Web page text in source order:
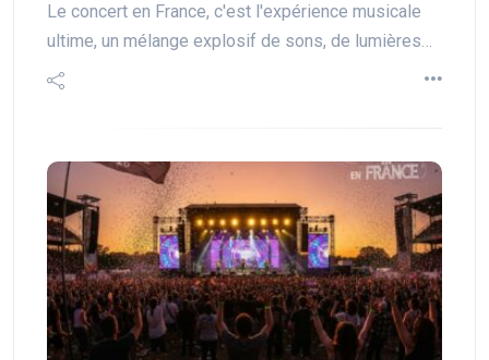
Le concert en France, c'est l'expérience musicale
ultime, un mélange explosif de sons, de lumières…